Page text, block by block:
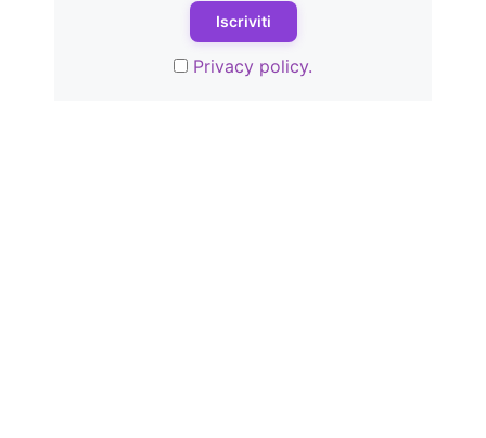
Privacy policy.